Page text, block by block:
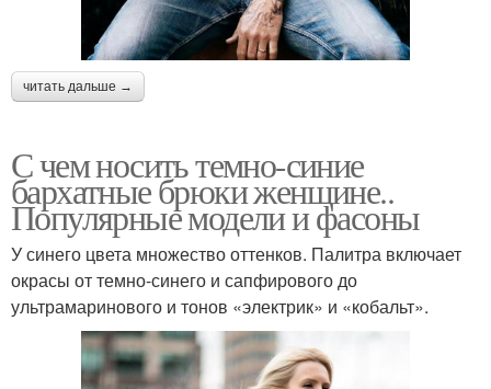
читать дальше →
С чем носить темно-синие
бархатные брюки женщине..
Популярные модели и фасоны
У синего цвета множество оттенков. Палитра включает
окрасы от темно-синего и сапфирового до
ультрамаринового и тонов «электрик» и «кобальт».